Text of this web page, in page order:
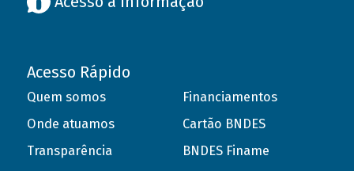
Acesso Rápido
Quem somos
Onde atuamos
Transparência
Financiamentos
Cartão BNDES
BNDES Finame